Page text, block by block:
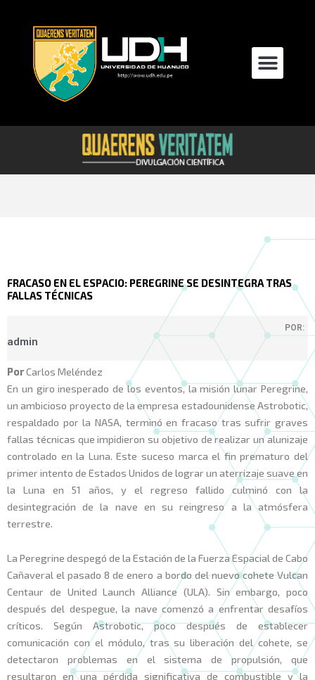
contenido
FRACASO EN EL ESPACIO: PEREGRINE SE DESINTEGRA TRAS
FALLAS TÉCNICAS
POR:
admin
PorCarlos Meléndez
En un giro inesperado de los eventos, la misión lunar Peregrine,
un ambicioso proyecto de la empresa estadounidense Astrobotic,
respaldado por la NASA, terminó en fracaso tras sufrir graves
fallas técnicas que impidieron su objetivo de realizar un alunizaje
controlado en la Luna. Este suceso marca el fin prematuro del
primer intento de Estados Unidos de lograr un aterrizaje suave en
la Luna en 51 años, y el regreso fallido culminó con la
desintegración de la nave en su reingreso a la atmósfera
terrestre.
La Peregrine despegó de la Estación de la Fuerza Espacial de Cabo
Cañaveral el pasado 8 de enero a bordo del nuevo cohete Vulcan
Centaur de United Launch Alliance (ULA). Sin embargo, poco
después del despegue, la nave comenzó a enfrentar desafíos
críticos. Según Astrobotic, poco después de establecer
comunicación con el módulo, tras su liberación del cohete, se
detectaron problemas en el sistema de propulsión, que
resultaron en una pérdida significativa de combustible y la